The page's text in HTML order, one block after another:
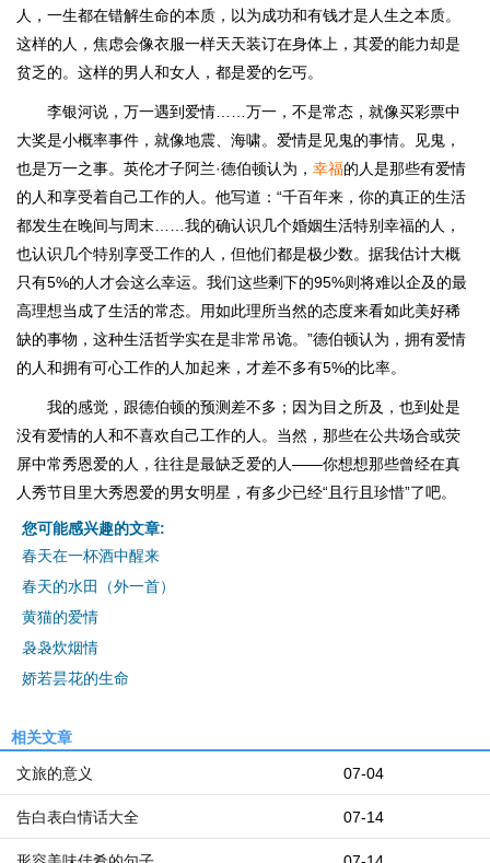
人，一生都在错解生命的本质，以为成功和有钱才是人生之本质。
这样的人，焦虑会像衣服一样天天装订在身体上，其爱的能力却是
贫乏的。这样的男人和女人，都是爱的乞丐。
李银河说，万一遇到爱情……万一，不是常态，就像买彩票中
大奖是小概率事件，就像地震、海啸。爱情是见鬼的事情。见鬼，
也是万一之事。英伦才子阿兰·德伯顿认为， 幸福的人是那些有爱情
的人和享受着自己工作的人。他写道：“千百年来，你的真正的生活
都发生在晚间与周末……我的确认识几个婚姻生活特别幸福的人，
也认识几个特别享受工作的人，但他们都是极少数。据我估计大概
只有5%的人才会这么幸运。我们这些剩下的95%则将难以企及的最
高理想当成了生活的常态。用如此理所当然的态度来看如此美好稀
缺的事物，这种生活哲学实在是非常吊诡。”德伯顿认为，拥有爱情
的人和拥有可心工作的人加起来，才差不多有5%的比率。
我的感觉，跟德伯顿的预测差不多；因为目之所及，也到处是
没有爱情的人和不喜欢自己工作的人。当然，那些在公共场合或荧
屏中常秀恩爱的人，往往是最缺乏爱的人——你想想那些曾经在真
人秀节目里大秀恩爱的男女明星，有多少已经“且行且珍惜”了吧。
您可能感兴趣的文章:
春天在一杯酒中醒来
春天的水田（外一首）
黄猫的爱情
袅袅炊烟情
娇若昙花的生命
相关文章
07-04
文旅的意义
07-14
告白表白情话大全